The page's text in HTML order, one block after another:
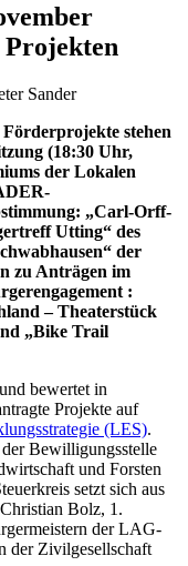
Projekten
Sander
stehen
(18:30 Uhr,
der Lokalen
„Carl-Orff-
Utting“ des
der
zu Anträgen im
:
– Theaterstück
„Bike Trail
bewertet in
Projekte auf
(LES).
Bewilligungsstelle
und Forsten
setzt sich aus
Bolz, 1.
der LAG-
der Zivilgesellschaft